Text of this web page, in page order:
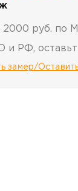
2000 руб. по
и РФ,
замер/